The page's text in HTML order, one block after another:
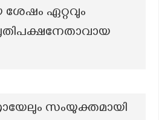
ശേഷം ഏറ്റവും
സംയുക്തമായി